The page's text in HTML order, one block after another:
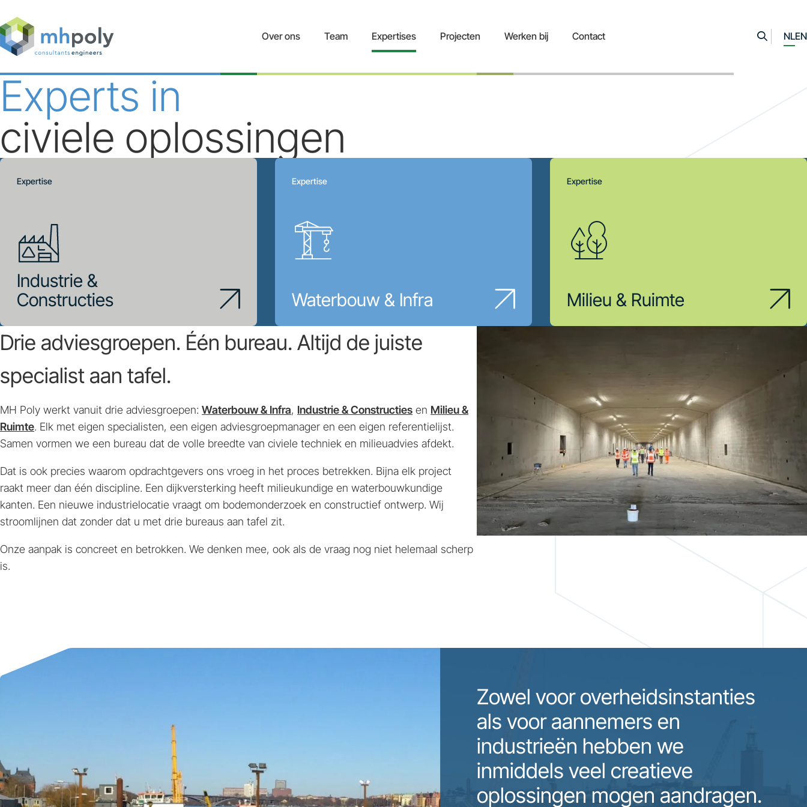
Over ons Team Expertises Projecten Werken bij Contact NLEN
Experts in
civiele oplossingen
Expertise
Industrie &
Constructies
Expertise
Waterbouw & Infra
Expertise
Milieu & Ruimte
Drie adviesgroepen. Één bureau. Altijd de juiste
specialist aan tafel.
MH Poly werkt vanuit drie adviesgroepen: Waterbouw & Infra, Industrie & Constructies en Milieu &
Ruimte. Elk met eigen specialisten, een eigen adviesgroepmanager en een eigen referentielijst.
Samen vormen we een bureau dat de volle breedte van civiele techniek en milieuadvies afdekt.
Dat is ook precies waarom opdrachtgevers ons vroeg in het proces betrekken. Bijna elk project
raakt meer dan één discipline. Een dijkversterking heeft milieukundige en waterbouwkundige
kanten. Een nieuwe industrielocatie vraagt om bodemonderzoek en constructief ontwerp. Wij
stroomlijnen dat zonder dat u met drie bureaus aan tafel zit.
Onze aanpak is concreet en betrokken. We denken mee, ook als de vraag nog niet helemaal scherp
is.
Zowel voor overheidsinstanties
als voor aannemers en
industrieën hebben we
inmiddels veel creatieve
oplossingen mogen aandragen.